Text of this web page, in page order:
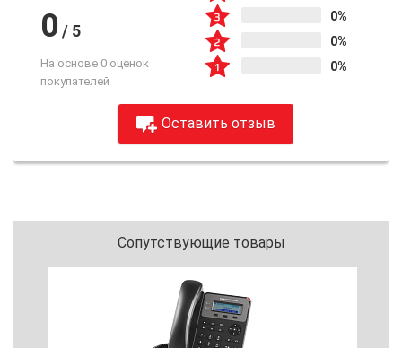
0 / 5
На основе 0 оценок
покупателей
0%
0%
0%
Оставить отзыв
Сопутствующие товары